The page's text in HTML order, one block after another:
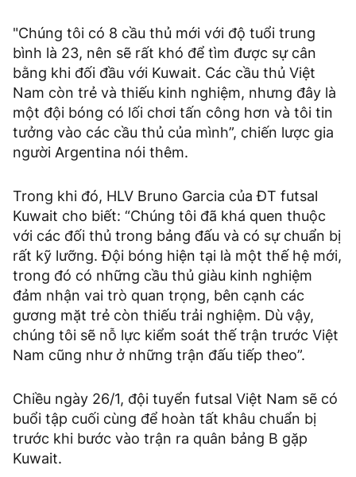
"Chúng tôi có 8 cầu thủ mới với độ tuổi trung
bình là 23, nên sẽ rất khó để tìm được sự cân
bằng khi đối đầu với Kuwait. Các cầu thủ Việt
Nam còn trẻ và thiếu kinh nghiệm, nhưng đây là
một đội bóng có lối chơi tấn công hơn và tôi tin
tưởng vào các cầu thủ của mình”, chiến lược gia
người Argentina nói thêm.
Trong khi đó, HLV Bruno Garcia của ĐT futsal
Kuwait cho biết: “Chúng tôi đã khá quen thuộc
với các đối thủ trong bảng đấu và có sự chuẩn bị
rất kỹ lưỡng. Đội bóng hiện tại là một thế hệ mới,
trong đó có những cầu thủ giàu kinh nghiệm
đảm nhận vai trò quan trọng, bên cạnh các
gương mặt trẻ còn thiếu trải nghiệm. Dù vậy,
chúng tôi sẽ nỗ lực kiểm soát thế trận trước Việt
Nam cũng như ở những trận đấu tiếp theo”.
Chiều ngày 26/1, đội tuyển futsal Việt Nam sẽ có
buổi tập cuối cùng để hoàn tất khâu chuẩn bị
trước khi bước vào trận ra quân bảng B gặp
Kuwait.